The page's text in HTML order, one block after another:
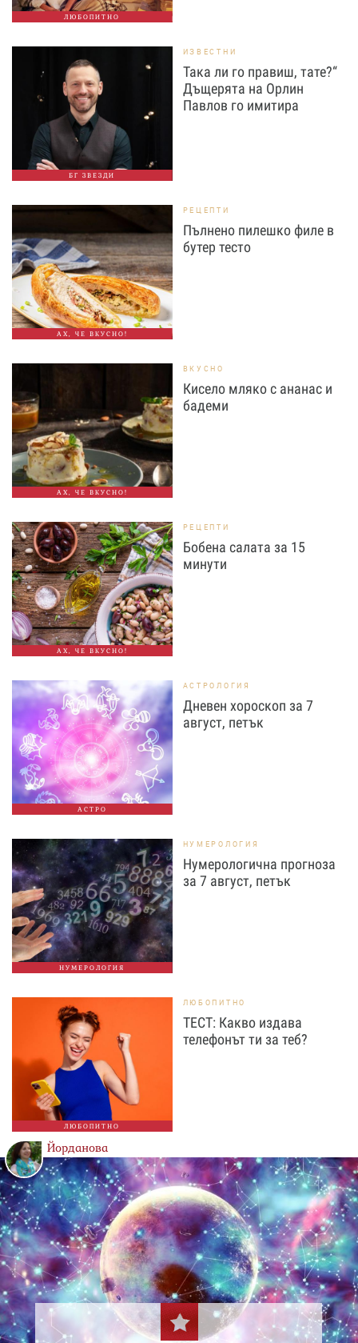
ЛЮБОПИТНО
БГ ЗВЕЗДИ
ИЗВЕСТНИ
Така ли го правиш, тате?“
Дъщерята на Орлин
Павлов го имитира
АХ, ЧЕ ВКУСНО!
РЕЦЕПТИ
Пълнено пилешко филе в
бутер тесто
АХ, ЧЕ ВКУСНО!
ВКУСНО
Кисело мляко с ананас и
бадеми
АХ, ЧЕ ВКУСНО!
РЕЦЕПТИ
Бобена салата за 15
минути
АСТРО
АСТРОЛОГИЯ
Дневен хороскоп за 7
август, петък
НУМЕРОЛОГИЯ
НУМЕРОЛОГИЯ
Нумерологична прогноза
за 7 август, петък
ЛЮБОПИТНО
ЛЮБОПИТНО
ТЕСТ: Какво издава
телефонът ти за теб?
Йорданова